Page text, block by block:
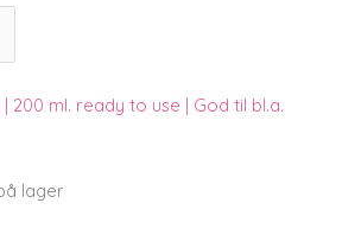
200 ml. ready to use | God til bl.a.
lager